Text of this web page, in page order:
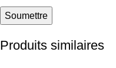
Produits similaires